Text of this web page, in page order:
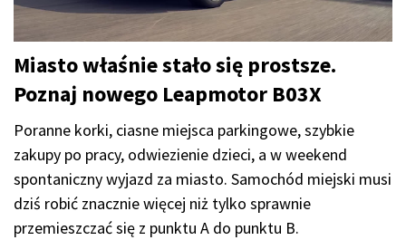
Miasto właśnie stało się prostsze.
Poznaj nowego Leapmotor B03X
Poranne korki, ciasne miejsca parkingowe, szybkie
zakupy po pracy, odwiezienie dzieci, a w weekend
spontaniczny wyjazd za miasto. Samochód miejski musi
dziś robić znacznie więcej niż tylko sprawnie
przemieszczać się z punktu A do punktu B.